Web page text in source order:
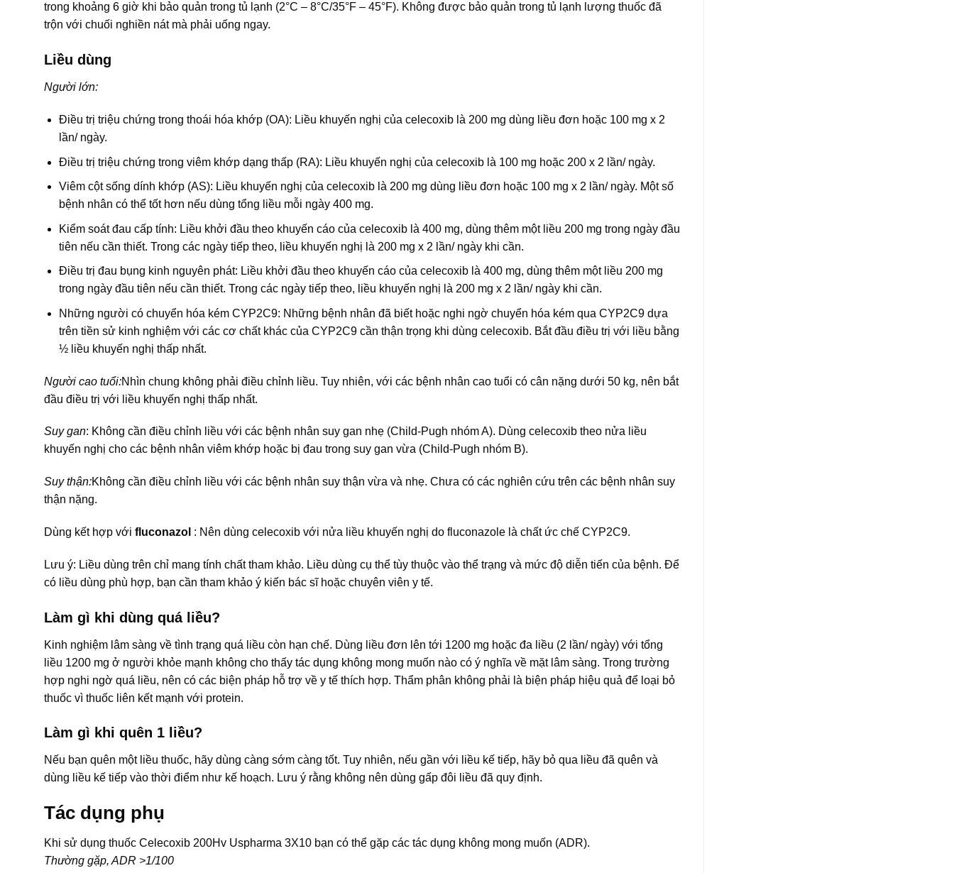
trong khoảng 6 giờ khi bảo quản trong tủ lạnh (2°C – 8°C/35°F – 45°F). Không được bảo quản trong tủ lạnh lượng thuốc đã
trộn với chuối nghiền nát mà phải uống ngay.
Liều dùng
Người lớn:
Điều trị triệu chứng trong thoái hóa khớp (OA): Liều khuyến nghị của celecoxib là 200 mg dùng liều đơn hoặc 100 mg x 2
lần/ ngày.
Điều trị triệu chứng trong viêm khớp dạng thấp (RA): Liều khuyến nghị của celecoxib là 100 mg hoặc 200 x 2 lần/ ngày.
Viêm cột sống dính khớp (AS): Liều khuyến nghị của celecoxib là 200 mg dùng liều đơn hoặc 100 mg x 2 lần/ ngày. Một số
bệnh nhân có thể tốt hơn nếu dùng tổng liều mỗi ngày 400 mg.
Kiểm soát đau cấp tính: Liều khởi đầu theo khuyến cáo của celecoxib là 400 mg, dùng thêm một liều 200 mg trong ngày đầu
tiên nếu cần thiết. Trong các ngày tiếp theo, liều khuyến nghị là 200 mg x 2 lần/ ngày khi cần.
Điều trị đau bụng kinh nguyên phát: Liều khởi đầu theo khuyến cáo của celecoxib là 400 mg, dùng thêm một liều 200 mg
trong ngày đầu tiên nếu cần thiết. Trong các ngày tiếp theo, liều khuyến nghị là 200 mg x 2 lần/ ngày khi cần.
Những người có chuyển hóa kém CYP2C9: Những bệnh nhân đã biết hoặc nghi ngờ chuyển hóa kém qua CYP2C9 dựa
trên tiền sử kinh nghiệm với các cơ chất khác của CYP2C9 cần thận trọng khi dùng celecoxib. Bắt đầu điều trị với liều bằng
½ liều khuyến nghị thấp nhất.
Người cao tuổi:Nhìn chung không phải điều chỉnh liều. Tuy nhiên, với các bệnh nhân cao tuổi có cân nặng dưới 50 kg, nên bắt
đầu điều trị với liều khuyến nghị thấp nhất.
Suy gan: Không cần điều chỉnh liều với các bệnh nhân suy gan nhẹ (Child-Pugh nhóm A). Dùng celecoxib theo nửa liều
khuyến nghị cho các bệnh nhân viêm khớp hoặc bị đau trong suy gan vừa (Child-Pugh nhóm B).
Suy thận:Không cần điều chỉnh liều với các bệnh nhân suy thận vừa và nhẹ. Chưa có các nghiên cứu trên các bệnh nhân suy
thận nặng.
Dùng kết hợp với fluconazol : Nên dùng celecoxib với nửa liều khuyến nghị do fluconazole là chất ức chế CYP2C9.
Lưu ý: Liều dùng trên chỉ mang tính chất tham khảo. Liều dùng cụ thể tùy thuộc vào thể trạng và mức độ diễn tiến của bệnh. Để
có liều dùng phù hợp, bạn cần tham khảo ý kiến bác sĩ hoặc chuyên viên y tế.
Làm gì khi dùng quá liều?
Kinh nghiệm lâm sàng về tình trạng quá liều còn hạn chế. Dùng liều đơn lên tới 1200 mg hoặc đa liều (2 lần/ ngày) với tổng
liều 1200 mg ở người khỏe mạnh không cho thấy tác dụng không mong muốn nào có ý nghĩa về mặt lâm sàng. Trong trường
hợp nghi ngờ quá liều, nên có các biện pháp hỗ trợ về y tế thích hợp. Thẩm phân không phải là biện pháp hiệu quả để loại bỏ
thuốc vì thuốc liên kết mạnh với protein.
Làm gì khi quên 1 liều?
Nếu bạn quên một liều thuốc, hãy dùng càng sớm càng tốt. Tuy nhiên, nếu gần với liều kế tiếp, hãy bỏ qua liều đã quên và
dùng liều kế tiếp vào thời điểm như kế hoạch. Lưu ý rằng không nên dùng gấp đôi liều đã quy định.
Tác dụng phụ
Khi sử dụng thuốc Celecoxib 200Hv Uspharma 3X10 bạn có thể gặp các tác dụng không mong muốn (ADR).
Thường gặp, ADR >1/100